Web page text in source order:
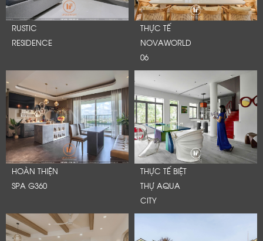
RUSTIC
RESIDENCE
THỰC TẾ
NOVAWORLD
06
HOÀN THIỆN
SPA G360
THỰC TẾ BIỆT
THỰ AQUA
CITY